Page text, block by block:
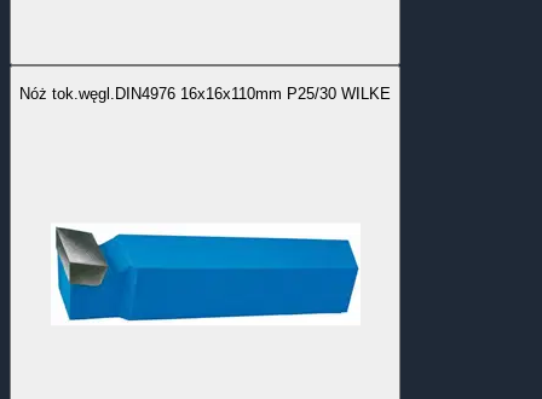
Nóż tok.węgl.DIN4976 16x16x110mm P25/30 WILKE